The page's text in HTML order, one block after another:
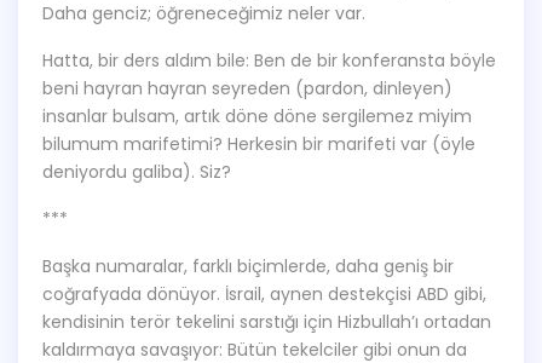
Daha genciz; öğreneceğimiz neler var.
Hatta, bir ders aldım bile: Ben de bir konferansta böyle
beni hayran hayran seyreden (pardon, dinleyen)
insanlar bulsam, artık döne döne sergilemez miyim
bilumum marifetimi? Herkesin bir marifeti var (öyle
deniyordu galiba). Siz?
***
Başka numaralar, farklı biçimlerde, daha geniş bir
coğrafyada dönüyor. İsrail, aynen destekçisi ABD gibi,
kendisinin terör tekelini sarstığı için Hizbullah’ı ortadan
kaldırmaya savaşıyor: Bütün tekelciler gibi onun da